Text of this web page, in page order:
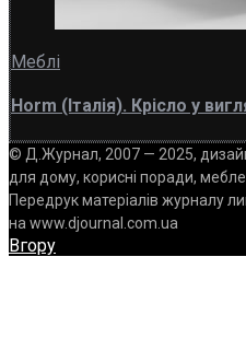
Меблі
Horm (Італія). Крісло у
© Д.Журнал, 2007 — 2025, дизайн
для дому, корисні поради,
Передрук матеріалів журналу
на www.djournal.com.ua
Вгору